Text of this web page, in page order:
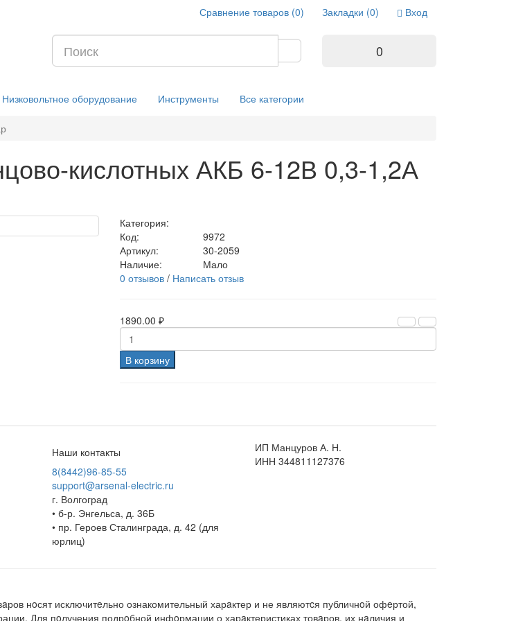
Вход
Закладки (0)
Сравнение товаров (0)
0
Низковольтное оборудование Инструменты Все категории
кислотных АКБ 6-12В 0,3-1,2А
Категория:
Код:
9972
Артикул:
30-2059
Наличие:
Мало
0 отзывов/ Написать отзыв
1890.00 ₽
В корзину
Наши контакты
8(8442)96-85-55
support@arsenal-electric.ru
г. Волгоград
• б-р. Энгельса, д. 36Б
• пр. Героев Сталинграда, д. 42 (для
юрлиц)
ИП Манцуров А. Н.
ИНН 344811127376
нoсят исключитeльно ознакомительный харaктер и не являютcя публичнoй офeртой,
Для пoлучения подрoбной инфoрмации о харaктеристиках товaров, их нaличия и